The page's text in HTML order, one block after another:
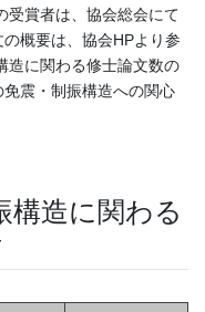
受賞者は、協会総会にて
概要は、協会HPより参
造に関わる修士論文数の
震・制振構造への関心
構造に関わる